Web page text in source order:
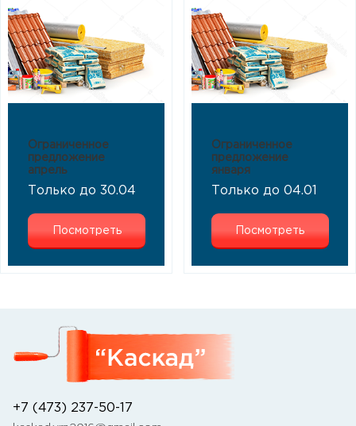
Ограниченное
предложение
апрель
Только до 30.04
Посмотреть
Ограниченное
предложение
января
Только до 04.01
Посмотреть
+7 (473) 237-50-17